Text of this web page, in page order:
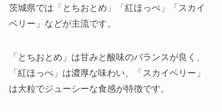
茨城県では「とちおとめ」「紅ほっぺ」「スカイ
ベリー」などが主流です。
「とちおとめ」は甘みと酸味のバランスが良く、
「紅ほっぺ」は濃厚な味わい、「スカイベリー」
は大粒でジューシーな食感が特徴です。